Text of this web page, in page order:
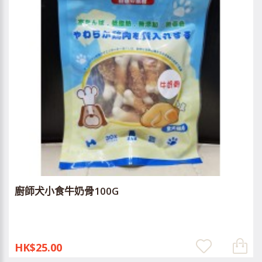
廚師犬小食牛奶骨100G
HK$25.00